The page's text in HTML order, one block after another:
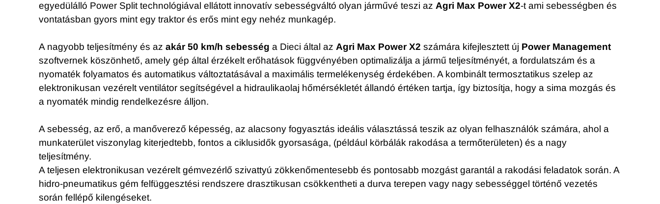
egyedülálló Power Split technológiával ellátott innovatív sebességváltó olyan járművé teszi azAgri Max Power X2-t ami sebességben és
vontatásban gyors mint egy traktor és erős mint egy nehéz munkagép.
A nagyobb teljesítmény és azakár 50 km/h sebességa Dieci által azAgri Max Power X2 számára kifejlesztett új Power Management
szoftvernek köszönhető, amely gép által érzékelt erőhatások függvényében optimalizálja a jármű teljesítményét, a fordulatszám és a
nyomaték folyamatos és automatikus változtatásával a maximális termelékenység érdekében. A kombinált termosztatikus szelep az
elektronikusan vezérelt ventilátor segítségével a hidraulikaolaj hőmérsékletét állandó értéken tartja, így biztosítja, hogy a sima mozgás és
a nyomaték mindig rendelkezésre álljon.
A sebesség, az erő, a manőverező képesség, az alacsony fogyasztás ideális választássá teszik az olyan felhasználók számára, ahol a
munkaterület viszonylag kiterjedtebb, fontos a ciklusidők gyorsasága, (például körbálák rakodása a termőterületen) és a nagy
teljesítmény.
A teljesen elektronikusan vezérelt gémvezérlő szivattyú zökkenőmentesebb és pontosabb mozgást garantál a rakodási feladatok során. A
hidro-pneumatikus gém felfüggesztési rendszere drasztikusan csökkentheti a durva terepen vagy nagy sebességgel történő vezetés
során fellépő kilengéseket.